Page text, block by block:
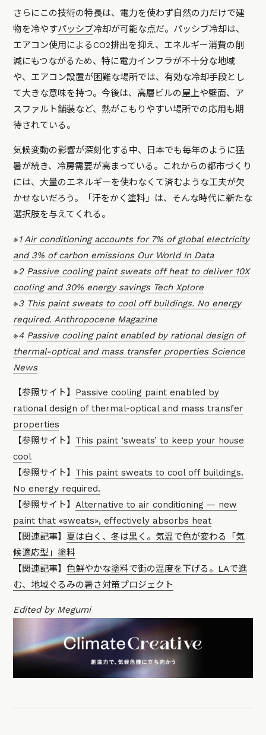
さらにこの技術の特長は、電力を使わず自然の力だけで建
物を冷やすパッシブ冷却が可能な点だ。パッシブ冷却は、
エアコン使用によるCO2排出を抑え、エネルギー消費の削
減にもつながるため、特に電力インフラが不十分な地域
や、エアコン設置が困難な場所では、有効な冷却手段とし
て大きな意味を持つ。今後は、高層ビルの屋上や壁面、ア
スファルト舗装など、熱がこもりやすい場所での応用も期
待されている。
気候変動の影響が深刻化する中、日本でも毎年のように猛
暑が続き、冷房需要が高まっている。これからの都市づくり
には、大量のエネルギーを使わなくて済むような工夫が欠
かせないだろう。「汗をかく塗料」は、そんな時代に新たな
選択肢を与えてくれる。
※1Air conditioning accounts for 7% of global electricity
and 3% of carbon emissions Our World In Data
※2 Passive cooling paint sweats off heat to deliver 10X
cooling and 30% energy savings Tech Xplore
※3 This paint sweats to cool off buildings. No energy
required. Anthropocene Magazine
※4 Passive cooling paint enabled by rational design of
thermal-optical and mass transfer properties Science
News
【参照サイト】 Passive cooling paint enabled by
rational design of thermal-optical and mass transfer
properties
【参照サイト】 This paint ‘sweats’ to keep your house
cool
【参照サイト】 This paint sweats to cool off buildings.
No energy required.
【参照サイト】Alternative to air conditioning — new
paint that «sweats», effectively absorbs heat
【関連記事】 夏は白く、冬は黒く。気温で色が変わる「気
候適応型」塗料
【関連記事】 色鮮やかな塗料で街の温度を下げる。LAで進
む、地域ぐるみの暑さ対策プロジェクト
Edited by Megumi